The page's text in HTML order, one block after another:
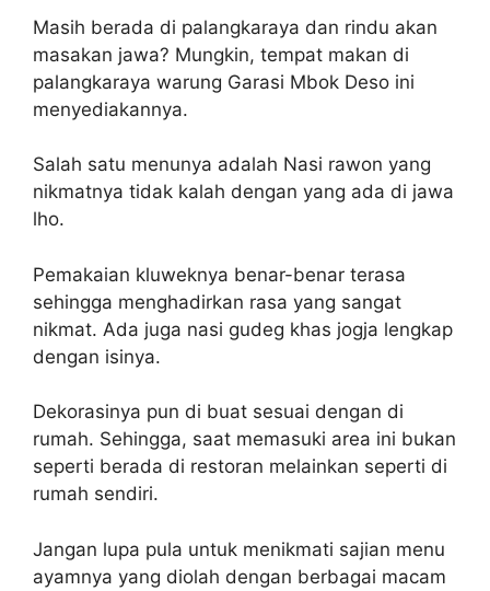
Masih berada di palangkaraya dan rindu akan
masakan jawa? Mungkin, tempat makan di
palangkaraya warung Garasi Mbok Deso ini
menyediakannya.
Salah satu menunya adalah Nasi rawon yang
nikmatnya tidak kalah dengan yang ada di jawa
lho.
Pemakaian kluweknya benar-benar terasa
sehingga menghadirkan rasa yang sangat
nikmat. Ada juga nasi gudeg khas jogja lengkap
dengan isinya.
Dekorasinya pun di buat sesuai dengan di
rumah. Sehingga, saat memasuki area ini bukan
seperti berada di restoran melainkan seperti di
rumah sendiri.
Jangan lupa pula untuk menikmati sajian menu
ayamnya yang diolah dengan berbagai macam